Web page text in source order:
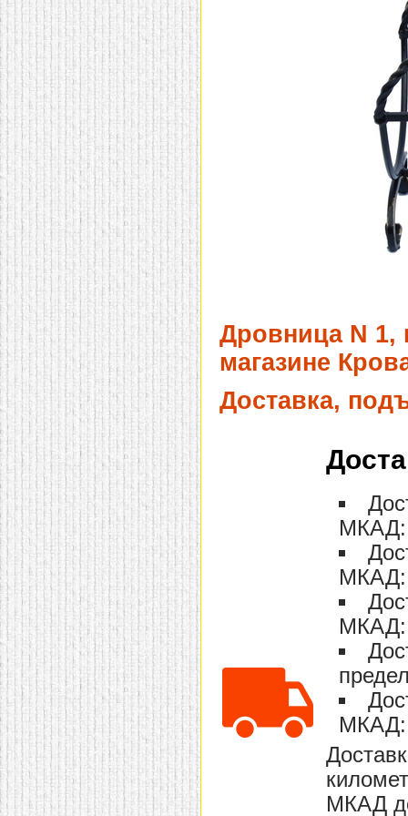
домашнем использовании.
Эта мебель имеет
некоторые преимущества
перед той же стенкой для
гостиной, к примеру,
поскольку она более
легкая и не загромождает
пространство. В спальне
этот предмет можно
поставить у изголовья
кровати, чтобы заполнить
пустующее там
место. Также стеллажи
очень часто используют в
качестве разграничителей
комнаты, например, на
рабочую зону и
пространство для отдыха.
Особенно это актуально
для однокомнатных
квартир.
Дровница N 1,
магазине
Доставка,
МКАД:
МКАД:
МКАД:
МКАД:
МКАД